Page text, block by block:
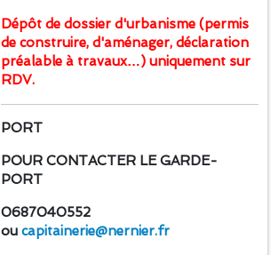
Dépôt de dossier d'urbanisme (permis
de construire, d'aménager, déclaration
préalable à travaux…) uniquement sur
RDV.
PORT
POUR CONTACTER LE GARDE-
PORT
0687040552
ou capitainerie@nernier.fr